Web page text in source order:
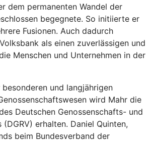
dem permanenten Wandel der
begegnete. So initiierte er
Fusionen. Auch dadurch
als einen zuverlässigen und
Menschen und Unternehmen in der
und langjährigen
wird Mahr die
Deutschen Genossenschafts- und
erhalten. Daniel Quinten,
beim Bundesverband der